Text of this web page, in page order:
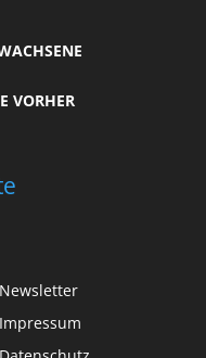
R
Newsletter
Impressum